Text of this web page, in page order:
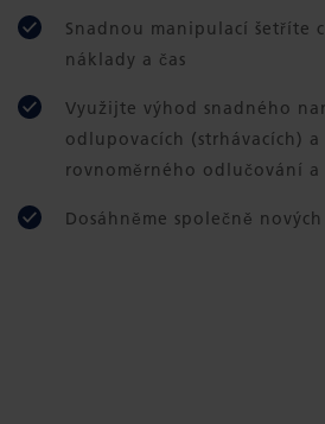
Snadnou manipulací šetříte
náklady a čas
Využijte výhod snadného
odlupovacích (strhávacích)
rovnoměrného odlučování a
Dosáhněme společně